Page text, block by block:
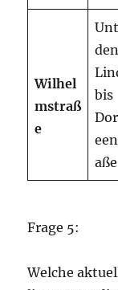
Wilhel
mstraß
e
den
bis
aße
Frage 5:
Welche